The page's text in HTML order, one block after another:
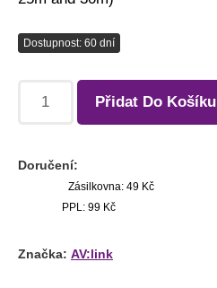
Dostupnost: 60 dní
Přidat Do Košíku
Doručení:
Zásilkovna: 49 Kč
PPL: 99 Kč
Značka: AV:link